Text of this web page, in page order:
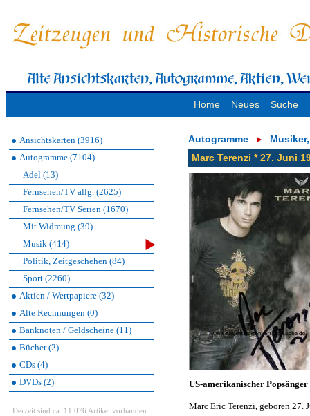
Home Neues Suche
Ansichtskarten (3916)
Autogramme (7104)
Adel (13)
Fernsehen/TV allg. (2625)
Fernsehen/TV Serien (1670)
Mit Widmung (39)
Musik (414)
Politik, Zeitgeschehen (84)
Sport (2260)
Aktien / Wertpapiere (32)
Alte Rechnungen (0)
Banknoten / Geldscheine (11)
Bücher (2)
CDs (4)
DVDs (2)
Derzeit sind ca. 11.076 Artikel vorhanden.
Autogramme
Marc Terenzi * 27. Juni
US-amerikanischer
Marc Eric Terenzi, geboren 27.